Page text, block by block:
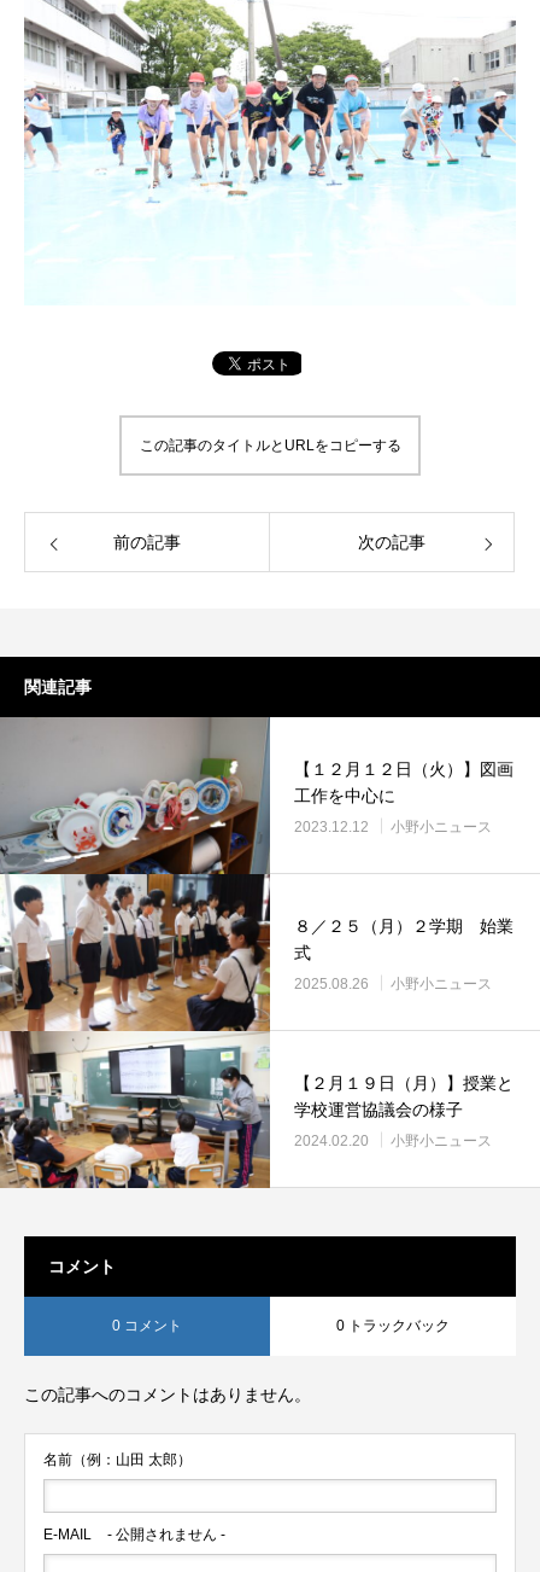
この記事のタイトルとURLをコピーする
前の記事 次の記事
関連記事
【１２月１２日（火）】図画
工作を中心に
2023.12.12 小野小ニュース
８／２５（月）２学期 始業
式
2025.08.26 小野小ニュース
【２月１９日（月）】授業と
学校運営協議会の様子
2024.02.20 小野小ニュース
コメント
0 コメント 0 トラックバック
この記事へのコメントはありません。
名前（例：山田 太郎）
E-MAIL - 公開されません -